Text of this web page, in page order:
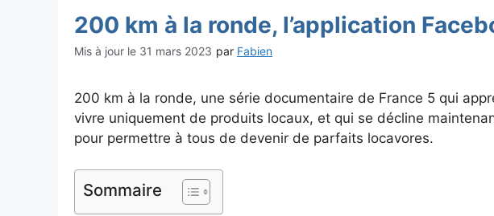
200 km à la ronde, l’application
31 mars 2023 par Fabien
200 km à la ronde, une série documentaire de France 5 qui
vivre uniquement de produits locaux, et qui se décline
pour permettre à tous de devenir de parfaits locavores.
Sommaire